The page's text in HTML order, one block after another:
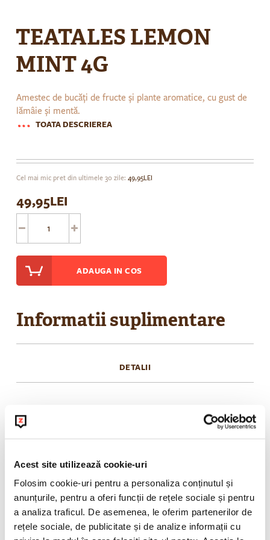
Acest site utilizează cookie-uri
Folosim cookie-uri pentru a personaliza conținutul și
anunțurile, pentru a oferi funcții de rețele sociale și pentru
a analiza traficul. De asemenea, le oferim partenerilor de
rețele sociale, de publicitate și de analize informații cu
the
of
gallery
TEATALES LEMON
MINT 4G
Amestec de bucăți de fructe și plante aromatice, cu gust de
lămâie și mentă.
TOATA DESCRIEREA
Cel mai mic pret din ultimele 30 zile: 49,95LEI
49,95LEI
ADAUGA IN COS
Informatii suplimentare
DETALII
Combinația de mentă și lămâie este de-a
dreptul reconfortantă, făcând acest ceai din
de mentă, frunze de alun, coajă de portocală,
floarea soarelui.
POLITICA DE RETUR